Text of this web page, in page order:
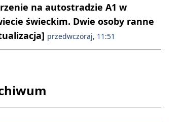
na autostradzie A1 w
świeckim. Dwie osoby ranne
przedwczoraj, 11:51